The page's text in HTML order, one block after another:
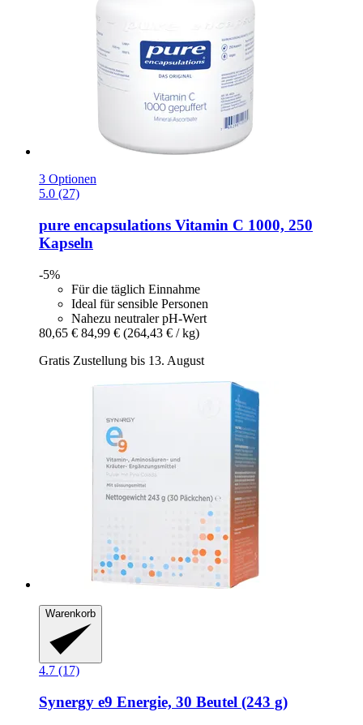
3 Optionen
5.0 (27)
pure encapsulations Vitamin C 1000, 250
Kapseln
-5%
Für die täglich Einnahme
Ideal für sensible Personen
Nahezu neutraler pH-Wert
80,65 € 84,99 € (264,43 € / kg)
Gratis Zustellung bis 13. August
Warenkorb
4.7 (17)
Synergy e9 Energie, 30 Beutel (243 g)